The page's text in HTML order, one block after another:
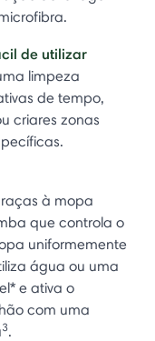
de utilizar
limpeza
de tempo,
criares zonas
à mopa
que controla o
uniformemente
água ou uma
e ativa o
com uma
3.